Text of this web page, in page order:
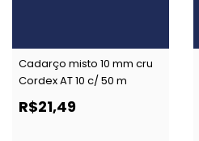
Cadarço misto 10 mm cru
Cordex AT 10 c/ 50 m
R$21,49